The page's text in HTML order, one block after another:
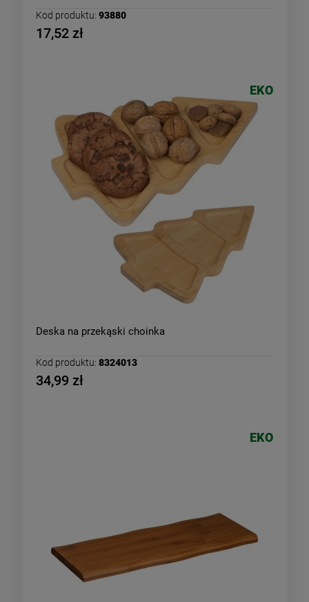
Kod produktu: 93880
17,52 zł
Deska na przekąski choinka
Kod produktu: 8324013
34,99 zł
EKO
EKO